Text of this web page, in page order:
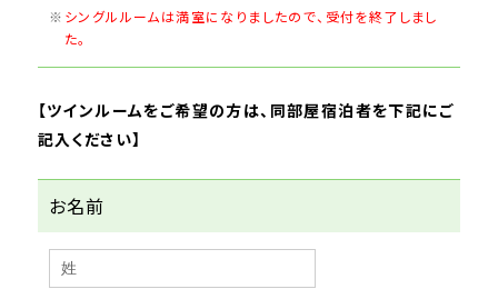
シングルルームは満室になりましたので、受付を終了しまし
た。
【ツインルームをご希望の方は、同部屋宿泊者を下記にご
記入ください】
お名前